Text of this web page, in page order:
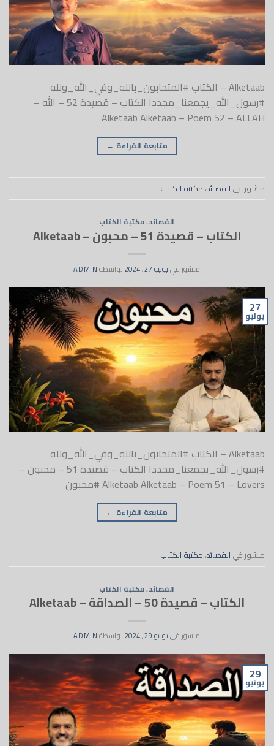
Alketaab – الكتاب #المتحابون_بالله_وفي_الله_ولله
#رسول_الله_يجمعنا_مجددا الكتاب – قصيدة 52 – الله –
Alketaab Alketaab – Poem 52 – ALLAH
متابعة القراءة ←
منشور في القصائد، مكتبة الكتاب
القصائد،مكتبة الكتاب
الكتاب – قصيدة 51 – محبون – Alketaab
منشور فييوليو 27, 2024 بواسطةADMIN
27
يوليو
Alketaab – الكتاب #المتحابون_بالله_وفي_الله_ولله
#رسول_الله_يجمعنا_مجددا الكتاب – قصيدة 51 – محبون –
Alketaab Alketaab – Poem 51 – Lovers #محبون
متابعة القراءة ←
منشور في القصائد، مكتبة الكتاب
القصائد،مكتبة الكتاب
الكتاب – قصيدة 50 – الصداقة – Alketaab
منشور فييونيو 29, 2024 بواسطةADMIN
29
يونيو